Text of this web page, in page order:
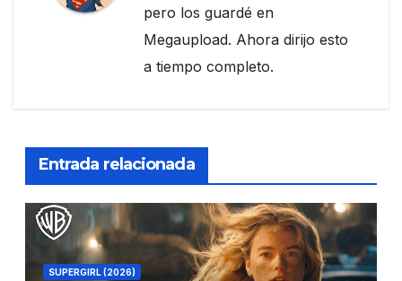
pero los guardé en
Megaupload. Ahora dirijo esto
a tiempo completo.
Entrada relacionada
SUPERGIRL (2026)